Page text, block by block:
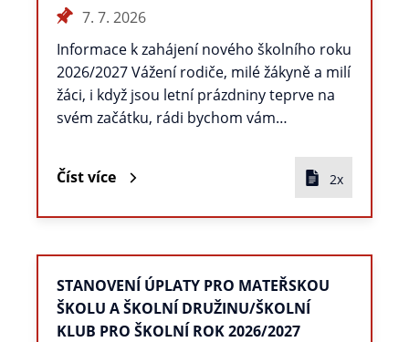
7. 7. 2026
Informace k zahájení nového školního roku
2026/2027 Vážení rodiče, milé žákyně a milí
žáci, i když jsou letní prázdniny teprve na
svém začátku, rádi bychom vám…
Číst více 2x
STANOVENÍ ÚPLATY PRO MATEŘSKOU
ŠKOLU A ŠKOLNÍ DRUŽINU/ŠKOLNÍ
KLUB PRO ŠKOLNÍ ROK 2026/2027